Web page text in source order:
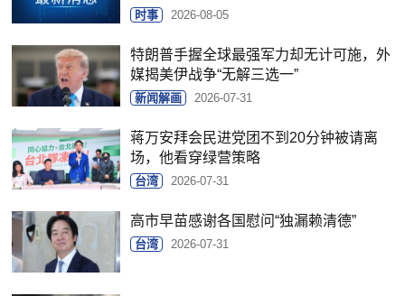
时事 2026-08-05
特朗普手握全球最强军力却无计可施，外
媒揭美伊战争“无解三选一”
新闻解画 2026-07-31
蒋万安拜会民进党团不到20分钟被请离
场，他看穿绿营策略
台湾 2026-07-31
高市早苗感谢各国慰问“独漏赖清德”
台湾 2026-07-31